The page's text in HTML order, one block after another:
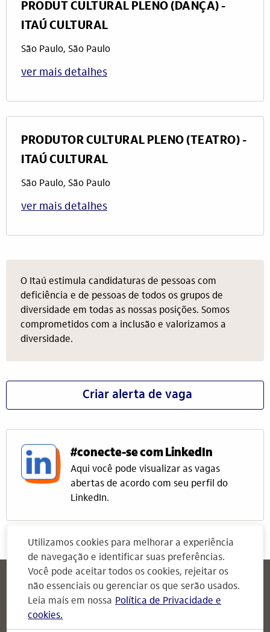
PRODUT CULTURAL PLENO (DANÇA) -
ITAÚ CULTURAL
São Paulo, São Paulo
ver mais detalhes
PRODUTOR CULTURAL PLENO (TEATRO) -
ITAÚ CULTURAL
São Paulo, São Paulo
ver mais detalhes
O Itaú estimula candidaturas de pessoas com
deficiência e de pessoas de todos os grupos de
diversidade em todas as nossas posições. Somos
comprometidos com a inclusão e valorizamos a
diversidade.
Criar alerta de vaga
#conecte-se com LinkedIn
Aqui você pode visualizar as vagas
abertas de acordo com seu perfil do
LinkedIn.
Itaú
Attendimento Itaú
Para Empresas
Attendimento Itaú
Utilizamos cookies para melhorar a experiência
de navegação e identificar suas preferências.
Você pode aceitar todos os cookies, rejeitar os
não essenciais ou gerenciar os que serão usados.
Leia mais em nossa Política de Privacidade e
cookies.